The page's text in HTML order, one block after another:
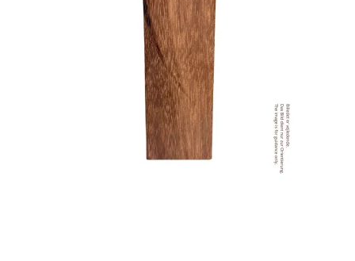
Sadelmagernåle med stort øje 10 stk.